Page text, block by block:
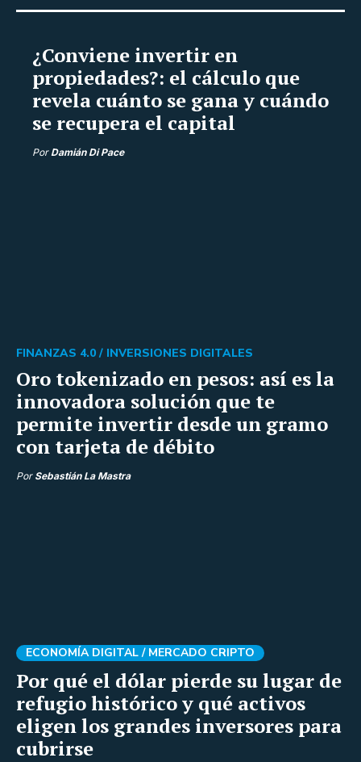
¿Conviene invertir en
propiedades?: el cálculo que
revela cuánto se gana y cuándo
se recupera el capital
Por Damián Di Pace
Oro tokenizado en pesos: así es la
innovadora solución que te
permite invertir desde un gramo
con tarjeta de débito
FINANZAS 4.0 / INVERSIONES DIGITALES
Por Sebastián La Mastra
Por qué el dólar pierde su lugar de
refugio histórico y qué activos
eligen los grandes inversores para
cubrirse
ECONOMÍA DIGITAL / MERCADO CRIPTO